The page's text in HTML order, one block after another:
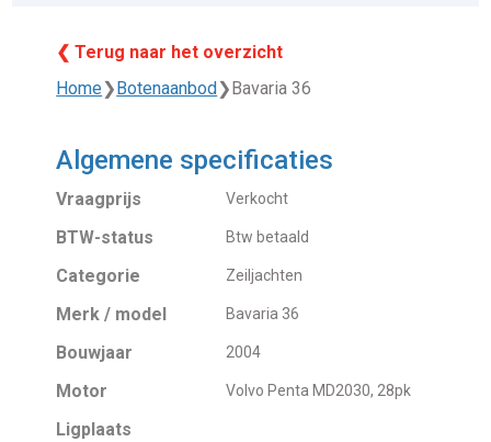
❮ Terug naar het overzicht
Home❯ Botenaanbod ❯ Bavaria 36
Algemene specificaties
Vraagprijs Verkocht
BTW-status Btw betaald
Categorie Zeiljachten
Merk / model Bavaria 36
Bouwjaar 2004
Motor Volvo Penta MD2030, 28pk
Ligplaats